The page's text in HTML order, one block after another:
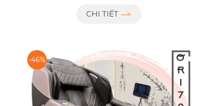
CHI TIẾT
-46%